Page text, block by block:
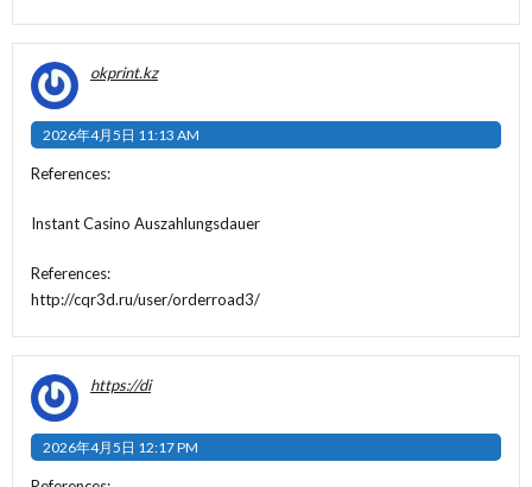
okprint.kz
2026年4月5日 11:13 AM
References:
Instant Casino Auszahlungsdauer
References:
http://cqr3d.ru/user/orderroad3/
https://di
2026年4月5日 12:17 PM